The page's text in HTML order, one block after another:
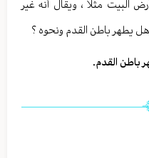
البيت مثلا ، ويقال أنه غير
يطهر باطن القدم ونحوه ؟
باطن القدم.